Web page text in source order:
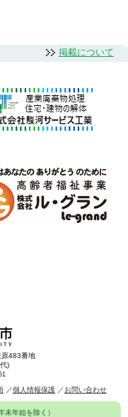
掲載について
483番地
)
個人情報保護 お問い合わせ
末年始を除く）